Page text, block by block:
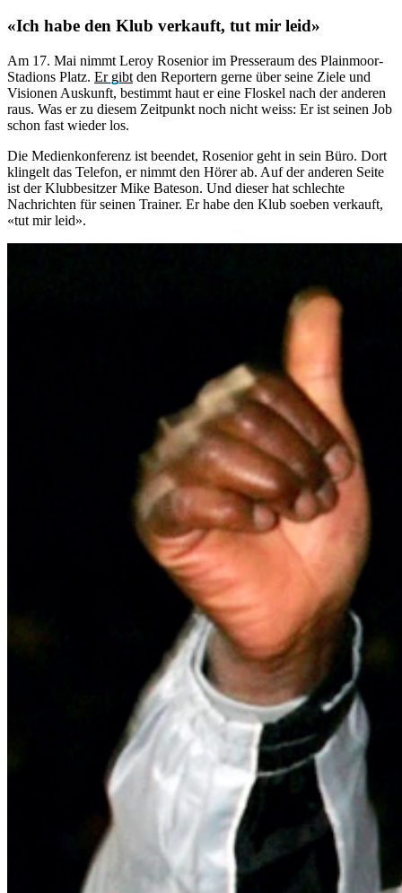
«Ich habe den Klub verkauft, tut mir leid»
Am 17. Mai nimmt Leroy Rosenior im Presseraum des Plainmoor-
Stadions Platz. Er gibt den Reportern gerne über seine Ziele und
Visionen Auskunft, bestimmt haut er eine Floskel nach der anderen
raus. Was er zu diesem Zeitpunkt noch nicht weiss: Er ist seinen Job
schon fast wieder los.
Die Medienkonferenz ist beendet, Rosenior geht in sein Büro. Dort
klingelt das Telefon, er nimmt den Hörer ab. Auf der anderen Seite
ist der Klubbesitzer Mike Bateson. Und dieser hat schlechte
Nachrichten für seinen Trainer. Er habe den Klub soeben verkauft,
«tut mir leid».